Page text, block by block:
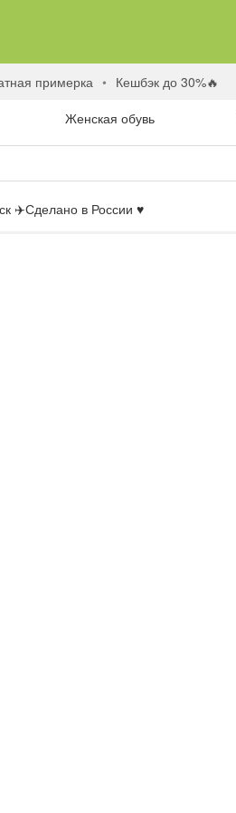
примерка кешбэк до 30%🔥
Женская обувь
✈️Сделано в России ♥️